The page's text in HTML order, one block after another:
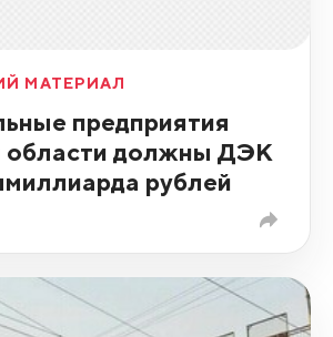
МАТЕРИАЛ
предприятия
области должны ДЭК
рублей